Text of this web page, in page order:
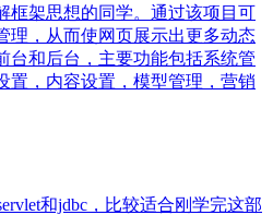
框架思想的同学。通过该项目可
理，从而使网页展示出更多动态
台和后台，主要功能包括系统管
置，内容设置，模型管理，营销
和jdbc，比较适合刚学完这部